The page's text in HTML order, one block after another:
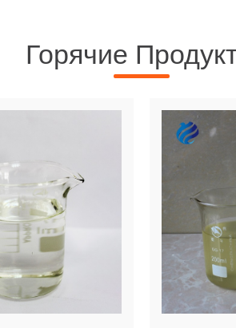
Горячие